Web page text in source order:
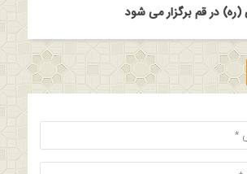
در قم برگزار می شود